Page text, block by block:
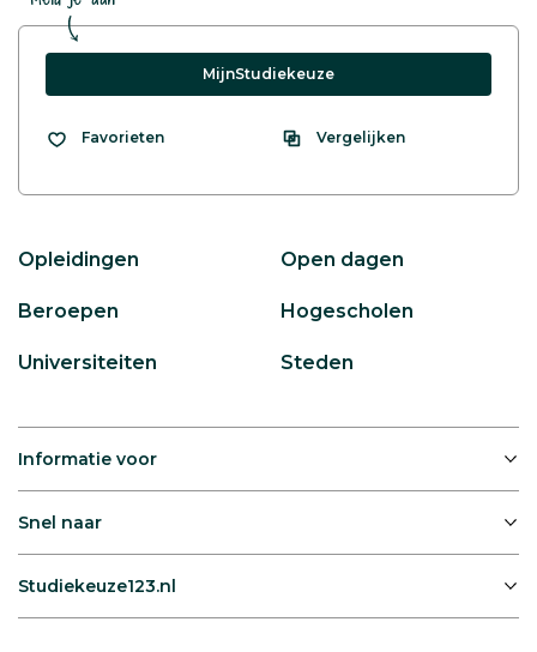
MijnStudiekeuze
Favorieten Vergelijken
Opleidingen Open dagen
Beroepen Hogescholen
Universiteiten Steden
Informatie voor
Snel naar
Studiekeuze123.nl